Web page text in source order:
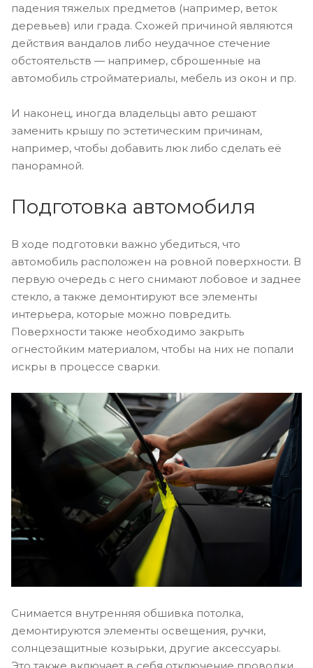
падения тяжелых предметов (например, веток
деревьев) или града. Схожей причиной являются
действия вандалов либо неудачное стечение
обстоятельств — например, сброшенные на
автомобиль стройматериалы, мебель из окон и пр.
И наконец, иногда владельцы авто решают
заменить крышу по эстетическим причинам,
например, чтобы добавить люк либо сделать её
панорамной.
Подготовка автомобиля
В ходе подготовки важно убедиться, что
автомобиль расположен на ровной поверхности. В
первую очередь с него снимают лобовое и заднее
стекло, а также демонтируют все элементы
интерьера, которые можно повредить.
Поверхности также необходимо закрыть
огнестойким материалом, чтобы на них не попали
искры в процессе сварки.
Снимается внутренняя обшивка потолка,
демонтируются элементы освещения, ручки,
солнцезащитные козырьки, другие аксессуары.